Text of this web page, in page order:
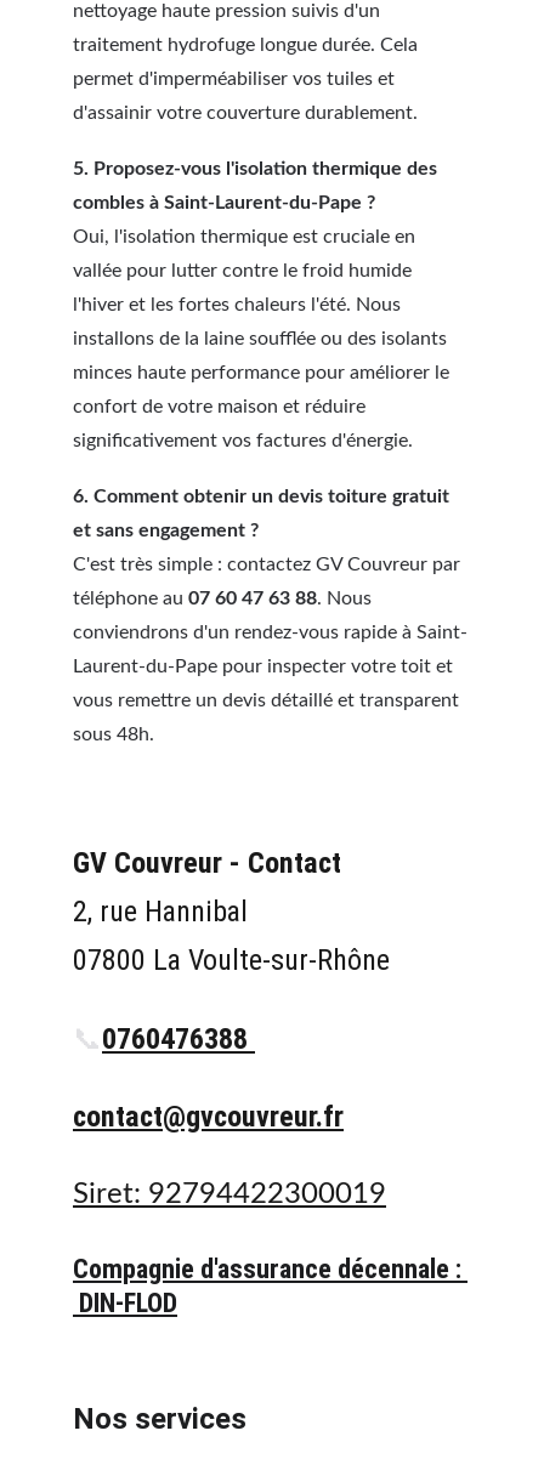
nettoyage haute pression suivis d'un
traitement hydrofuge longue durée. Cela
permet d'imperméabiliser vos tuiles et
d'assainir votre couverture durablement.
5. Proposez-vous l'isolation thermique des
combles à Saint-Laurent-du-Pape ?
Oui, l'isolation thermique est cruciale en
vallée pour lutter contre le froid humide
l'hiver et les fortes chaleurs l'été. Nous
installons de la laine soufflée ou des isolants
minces haute performance pour améliorer le
confort de votre maison et réduire
significativement vos factures d'énergie.
6. Comment obtenir un devis toiture gratuit
et sans engagement ?
C'est très simple : contactez GV Couvreur par
téléphone au 07 60 47 63 88. Nous
conviendrons d'un rendez-vous rapide à Saint-
Laurent-du-Pape pour inspecter votre toit et
vous remettre un devis détaillé et transparent
sous 48h.
GV Couvreur - Contact
2, rue Hannibal
07800 La Voulte-sur-Rhône
📞0760476388
contact@gvcouvreur.fr
Siret: 92794422300019
Compagnie d'assurance décennale :
DIN-FLOD
Nos services